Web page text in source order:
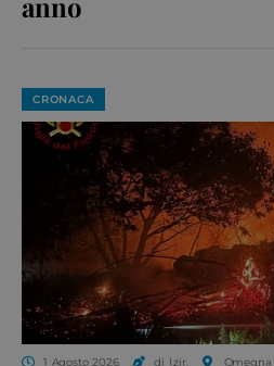
CRONACA
1 Agosto 2026 di l.zir. Omegna